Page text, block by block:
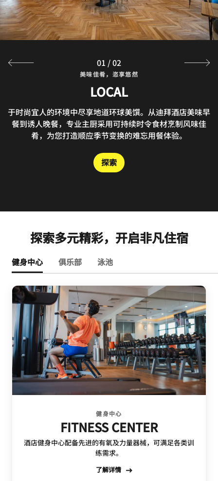
美味佳肴，恣享悠然
LOCAL
于时尚宜人的环境中尽享地道环球美馔。从迪拜酒店美味早
餐到诱人晚餐，专业主厨采用可持续时令食材烹制风味佳
肴，为您打造顺应季节变换的难忘用餐体验。
探索
美味佳肴，恣享悠然
RISEN CAFE & ARTISANAL BAKERY
Risen是迪拜一间备受认可的咖啡厅和烘焙店，供应新鲜咖
啡、手工糕点与健康餐食。这里环境轻松惬意，餐点风味出
众，获评迪拜卓越烘焙店可谓实至名归。
探索
01 /02
探索多元精彩，开启非凡住宿
健身中心 俱乐部 泳池
健身中心
FITNESS CENTER
酒店健身中心配备先进的有氧及力量器械，可满足各类训
练需求。
了解详情